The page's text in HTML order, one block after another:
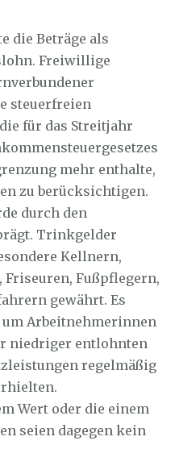
die Beträge als
Freiwillige
steuerfreien
für das Streitjahr
mehr enthalte,
zu berücksichtigen.
durch den
Trinkgelder
Kellnern,
Fußpflegern,
gewährt. Es
Arbeitnehmerinnen
niedriger entlohnten
regelmäßig
Wert oder die einem
seien dagegen kein